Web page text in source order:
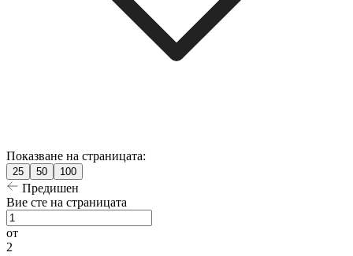
Показване на страницата:
25 50 100
Предишен
Вие сте на страницата
от
2